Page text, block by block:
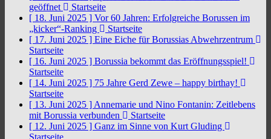
geöffnet
Startseite
[ 18. Juni 2025 ] Vor 60 Jahren: Erfolgreiche Borussen im
„kicker“-Ranking
Startseite
[ 17. Juni 2025 ] Eine Eiche für Borussias Abwehrzentrum
Startseite
[ 16. Juni 2025 ] Borussia bekommt das Eröffnungsspiel!
Startseite
[ 14. Juni 2025 ] 75 Jahre Gerd Zewe – happy birthay!
Startseite
[ 13. Juni 2025 ] Annemarie und Nino Fontanin: Zeitlebens
mit Borussia verbunden
Startseite
[ 12. Juni 2025 ] Ganz im Sinne von Kurt Gluding
Startseite